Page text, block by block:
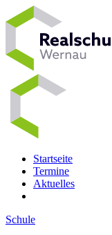
Startseite
Termine
Aktuelles
Schule